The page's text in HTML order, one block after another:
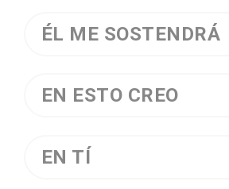
ÉL ME SOSTENDRÁ
EN ESTO CREO
EN TÍ